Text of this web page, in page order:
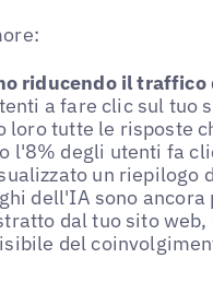
riducendo il
a fare clic sul tuo
tutte le risposte
l'8% degli utenti fa
un riepilogo
dell'IA sono
dal tuo sito web,
del